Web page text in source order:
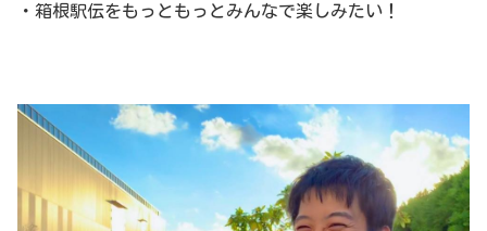
・箱根駅伝をもっともっとみんなで楽しみたい！